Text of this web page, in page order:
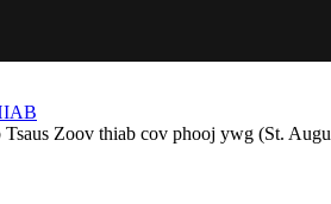
Tsaus Zoov thiab cov phooj ywg (St.